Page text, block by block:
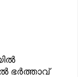
ഭർത്താവ്